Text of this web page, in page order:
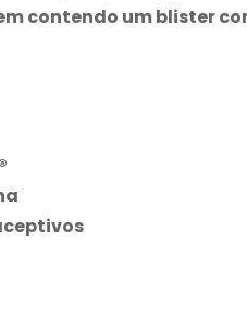
contendo um blister
®